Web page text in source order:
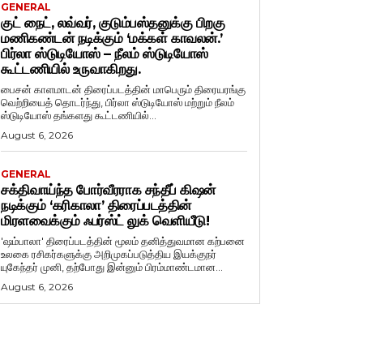
GENERAL
குட் நைட், லவ்வர், குடும்பஸ்தனுக்கு பிறகு
மணிகண்டன் நடிக்கும் ‘மக்கள் காவலன்.’
பிர்லா ஸ்டுடியோஸ் – நீலம் ஸ்டுடியோஸ்
கூட்டணியில் உருவாகிறது.
பைசன் காளமாடன் திரைப்படத்தின் மாபெரும் திரையரங்கு
வெற்றியைத் தொடர்ந்து, பிர்லா ஸ்டுடியோஸ் மற்றும் நீலம்
ஸ்டுடியோஸ் தங்களது கூட்டணியில்...
August 6, 2026
GENERAL
சக்திவாய்ந்த போர்வீரராக சந்தீப் கிஷன்
நடிக்கும் ‘கரிகாலா’ திரைப்படத்தின்
மிரளவைக்கும் ஃபர்ஸ்ட் லுக் வெளியீடு!
'ஷம்பாலா' திரைப்படத்தின் மூலம் தனித்துவமான கற்பனை
உலகை ரசிகர்களுக்கு அறிமுகப்படுத்திய இயக்குநர்
யுகேந்தர் முனி, தற்போது இன்னும் பிரம்மாண்டமான...
August 6, 2026